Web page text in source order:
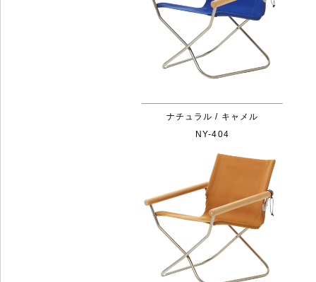
ナチュラル / キャメル
NY-404